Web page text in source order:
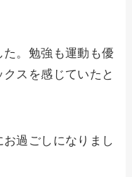
。勉強も運動も優
スを感じていたと
過ごしになりまし